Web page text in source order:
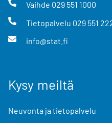
Vaihde 029 551 1000
Tietopalvelu 029 551
info@stat.fi
Kysy meiltä
Neuvonta ja tietopalvelu